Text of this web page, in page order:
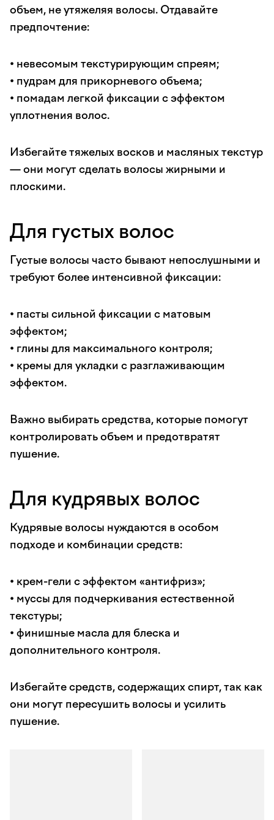
объем, не утяжеляя волосы. Отдавайте
предпочтение:
• невесомым текстурирующим спреям;
• пудрам для прикорневого объема;
• помадам легкой фиксации с эффектом
уплотнения волос.
Избегайте тяжелых восков и масляных текстур
— они могут сделать волосы жирными и
плоскими.
Для густых волос
Густые волосы часто бывают непослушными и
требуют более интенсивной фиксации:
• пасты сильной фиксации с матовым
эффектом;
• глины для максимального контроля;
• кремы для укладки с разглаживающим
эффектом.
Важно выбирать средства, которые помогут
контролировать объем и предотвратят
пушение.
Для кудрявых волос
Кудрявые волосы нуждаются в особом
подходе и комбинации средств:
• крем-гели с эффектом «антифриз»;
• муссы для подчеркивания естественной
текстуры;
• финишные масла для блеска и
дополнительного контроля.
Избегайте средств, содержащих спирт, так как
они могут пересушить волосы и усилить
пушение.